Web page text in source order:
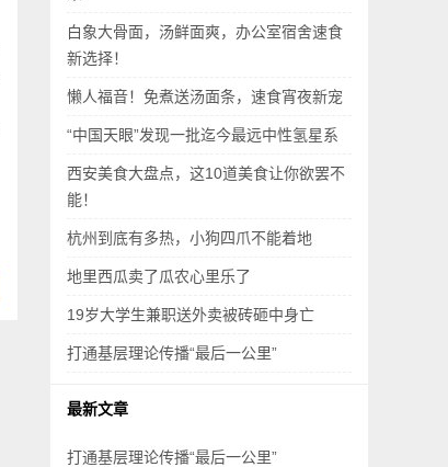
白象大骨面，汤鲜面爽，办公室宿舍速食
新选择！
懒人福音！免煮送汤面条，速食宵夜新宠
“中国天眼”发现一批迄今最远中性氢星系
西安美食大盘点，这10道美食让你欲罢不
能！
杭州到底有多热，小狗四爪不能着地
地里西瓜卖了瓜农心里乐了
19岁大学生兼职送外卖被砖砸中身亡
打通基层理论传播“最后一公里”
最新文章
打通基层理论传播“最后一公里”